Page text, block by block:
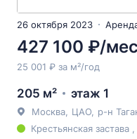
26 октября 2023
427 100 ₽/мес
25 001 ₽ за м²/год
205 м² этаж 1
Москва ЦАО р-н
Крестьянская